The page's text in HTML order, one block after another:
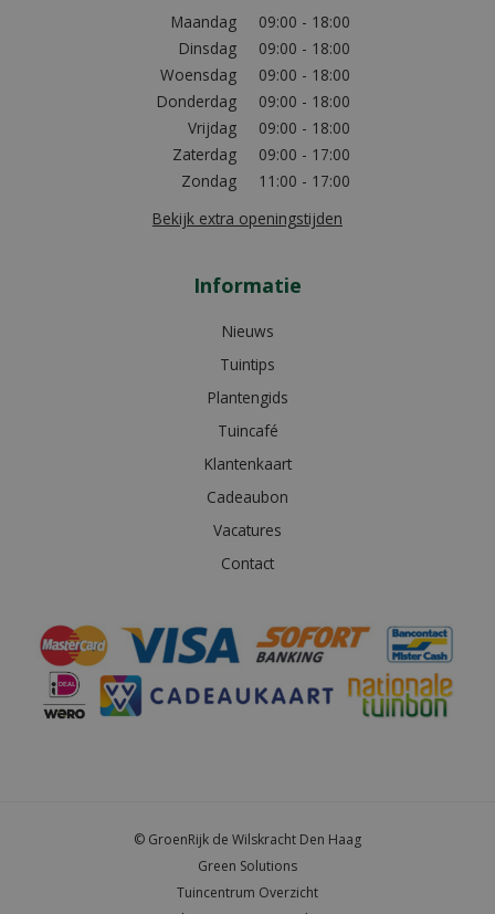
Maandag
09:00 - 18:00
Dinsdag
09:00 - 18:00
Woensdag
09:00 - 18:00
Donderdag
09:00 - 18:00
Vrijdag
09:00 - 18:00
Zaterdag
09:00 - 17:00
Zondag
11:00 - 17:00
Bekijk extra openingstijden
Informatie
Nieuws
Tuintips
Plantengids
Tuincafé
Klantenkaart
Cadeaubon
Vacatures
Contact
© GroenRijk de Wilskracht Den Haag
Green Solutions
Tuincentrum Overzicht